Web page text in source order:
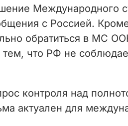
oМеждународного
с Россией.
обратиться в МС
что РФ не
контроля над
актуален для